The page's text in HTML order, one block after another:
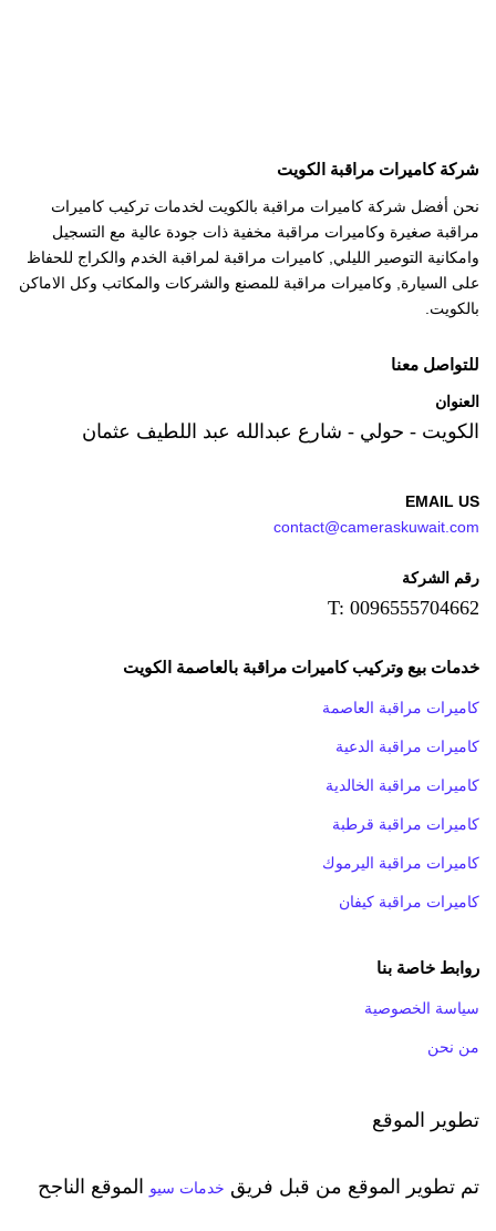
شركة كاميرات مراقبة الكويت
نحن أفضل شركة كاميرات مراقبة بالكويت لخدمات تركيب كاميرات
مراقبة صغيرة وكاميرات مراقبة مخفية ذات جودة عالية مع التسجيل
وامكانية التوصير الليلي, كاميرات مراقبة لمراقبة الخدم والكراج للحفاظ
على السيارة, وكاميرات مراقبة للمصنع والشركات والمكاتب وكل الاماكن
بالكويت.
للتواصل معنا
العنوان
الكويت - حولي - شارع عبدالله عبد اللطيف عثمان
EMAIL US
contact@cameraskuwait.com
رقم الشركة
T: 0096555704662
خدمات بيع وتركيب كاميرات مراقبة بالعاصمة الكويت
كاميرات مراقبة العاصمة
كاميرات مراقبة الدعية
كاميرات مراقبة الخالدية
كاميرات مراقبة قرطبة
كاميرات مراقبة اليرموك
كاميرات مراقبة كيفان
روابط خاصة بنا
سياسة الخصوصية
من نحن
تطوير الموقع
تم تطوير الموقع من قبل فريق خدمات سيو الموقع الناجح